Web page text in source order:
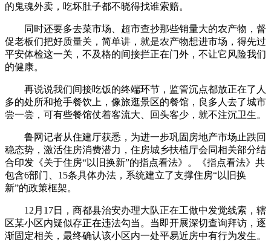
的鬼魂外卖，吃坏肚子都不晓得找谁索赔。
同时还要多去菜市场、超市查抄那些销量大的农产物，督
促老板们把好质量关，简单讲，就是农产物想进市场，得先过
平安体检这一关，不及格的间接拦正在门外，不让它风险我们
的健康。
再说说我们间接吃饭的终端环节，监管沉点都放正在了人
多的处所和抢手餐饮上，像旅逛景区的餐馆，良多人去了城市
尝一尝，可有些餐馆仗着客流大、回头客少，就不注沉卫生。
鲁网记者从住建厅获悉，为进一步巩固房地产市场止跌回
稳态势，激活住房消费潜力，住房城乡扶植厅会同相关部分结
合印发《关于住房“以旧换新”的指点看法》。《指点看法》共
包含6部门、15条具体办法，系统建立了支撑住房“以旧换
新”的政策框架。
12月17日，商都县治安办理大队正在工做中发觉线索，辖
区某小区内疑似存正在违法勾当。当即开展深切查询拜访，逐
渐固定相关，最终确认该小区内一处平易近房中有行为发生。